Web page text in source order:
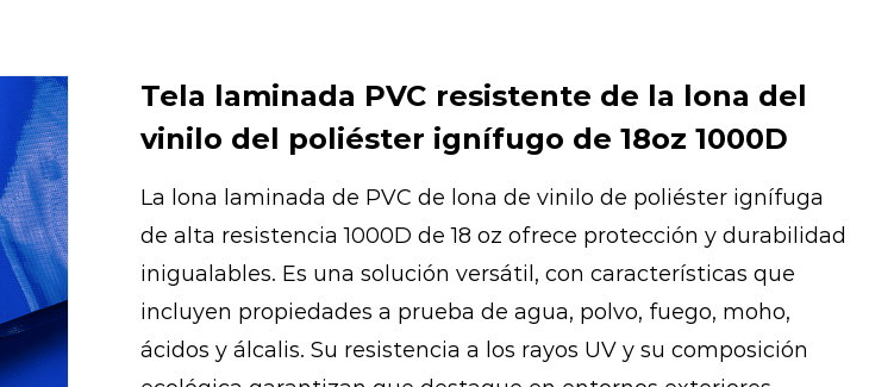
Tela laminada PVC resistente de la lona del
vinilo del poliéster ignífugo de 18oz 1000D
La lona laminada de PVC de lona de vinilo de poliéster ignífuga
de alta resistencia 1000D de 18 oz ofrece protección y durabilidad
inigualables. Es una solución versátil, con características que
incluyen propiedades a prueba de agua, polvo, fuego, moho,
ácidos y álcalis. Su resistencia a los rayos UV y su composición